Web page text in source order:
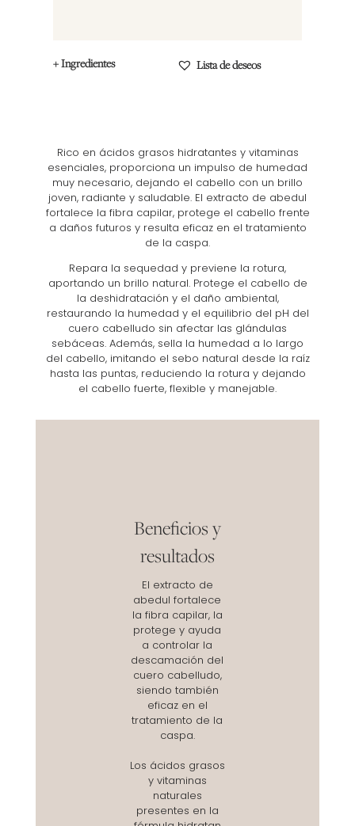
+ Ingredientes Lista de deseos
Rico en ácidos grasos hidratantes y vitaminas
esenciales, proporciona un impulso de humedad
muy necesario, dejando el cabello con un brillo
joven, radiante y saludable. El extracto de abedul
fortalece la fibra capilar, protege el cabello frente
a daños futuros y resulta eficaz en el tratamiento
de la caspa.
Repara la sequedad y previene la rotura,
aportando un brillo natural. Protege el cabello de
la deshidratación y el daño ambiental,
restaurando la humedad y el equilibrio del pH del
cuero cabelludo sin afectar las glándulas
sebáceas. Además, sella la humedad a lo largo
del cabello, imitando el sebo natural desde la raíz
hasta las puntas, reduciendo la rotura y dejando
el cabello fuerte, flexible y manejable.
Beneficios y
resultados
El extracto de
abedul fortalece
la fibra capilar, la
protege y ayuda
a controlar la
descamación del
cuero cabelludo,
siendo también
eficaz en el
tratamiento de la
caspa.
Los ácidos grasos
y vitaminas
naturales
presentes en la